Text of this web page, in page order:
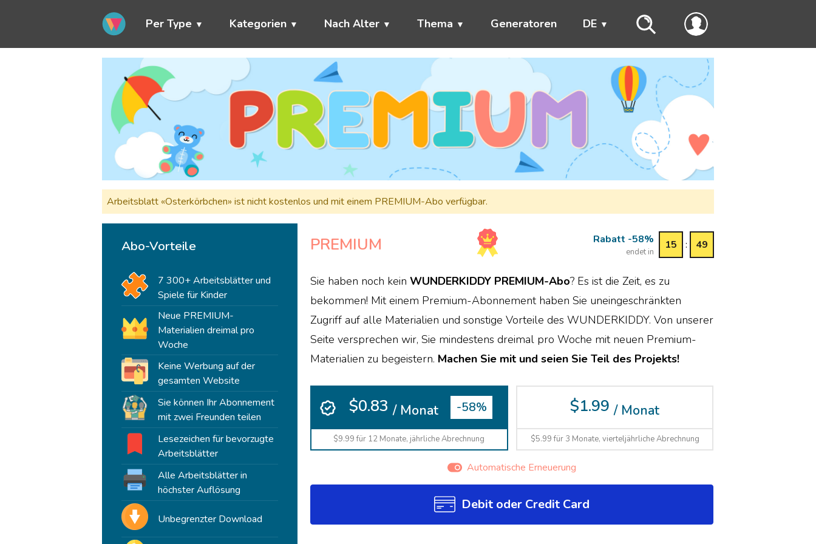
Per Type Kategorien Nach Alter Thema Generatoren DE
Arbeitsblatt «Osterkörbchen» ist nicht kostenlos und mit einem PREMIUM-Abo verfügbar.
PREMIUM Rabatt -58%
endet in
15 : 49
Sie haben noch keinWUNDERKIDDY PREMIUM-Abo? Es ist die Zeit, es zu
bekommen! Mit einem Premium-Abonnement haben Sie uneingeschränkten
Zugriff auf alle Materialien und sonstige Vorteile des WUNDERKIDDY. Von unserer
Seite versprechen wir, Sie mindestens dreimal pro Woche mit neuen Premium-
Materialien zu begeistern. Machen Sie mit und seien Sie Teil des Projekts!
$0.83 / Monat -58%
$9.99 für 12 Monate, jährliche Abrechnung
$1.99 / Monat
$5.99 für 3 Monate, vierteljährliche Abrechnung
Automatische Erneuerung
Debit oder Credit Card
Abo-Vorteile
7 300+ Arbeitsblätter und
Spiele für Kinder
Neue PREMIUM-
Materialien dreimal pro
Woche
Keine Werbung auf der
gesamten Website
Sie können Ihr Abonnement
mit zwei Freunden teilen
Lesezeichen für bevorzugte
Arbeitsblätter
Alle Arbeitsblätter in
höchster Auflösung
Unbegrenzter Download